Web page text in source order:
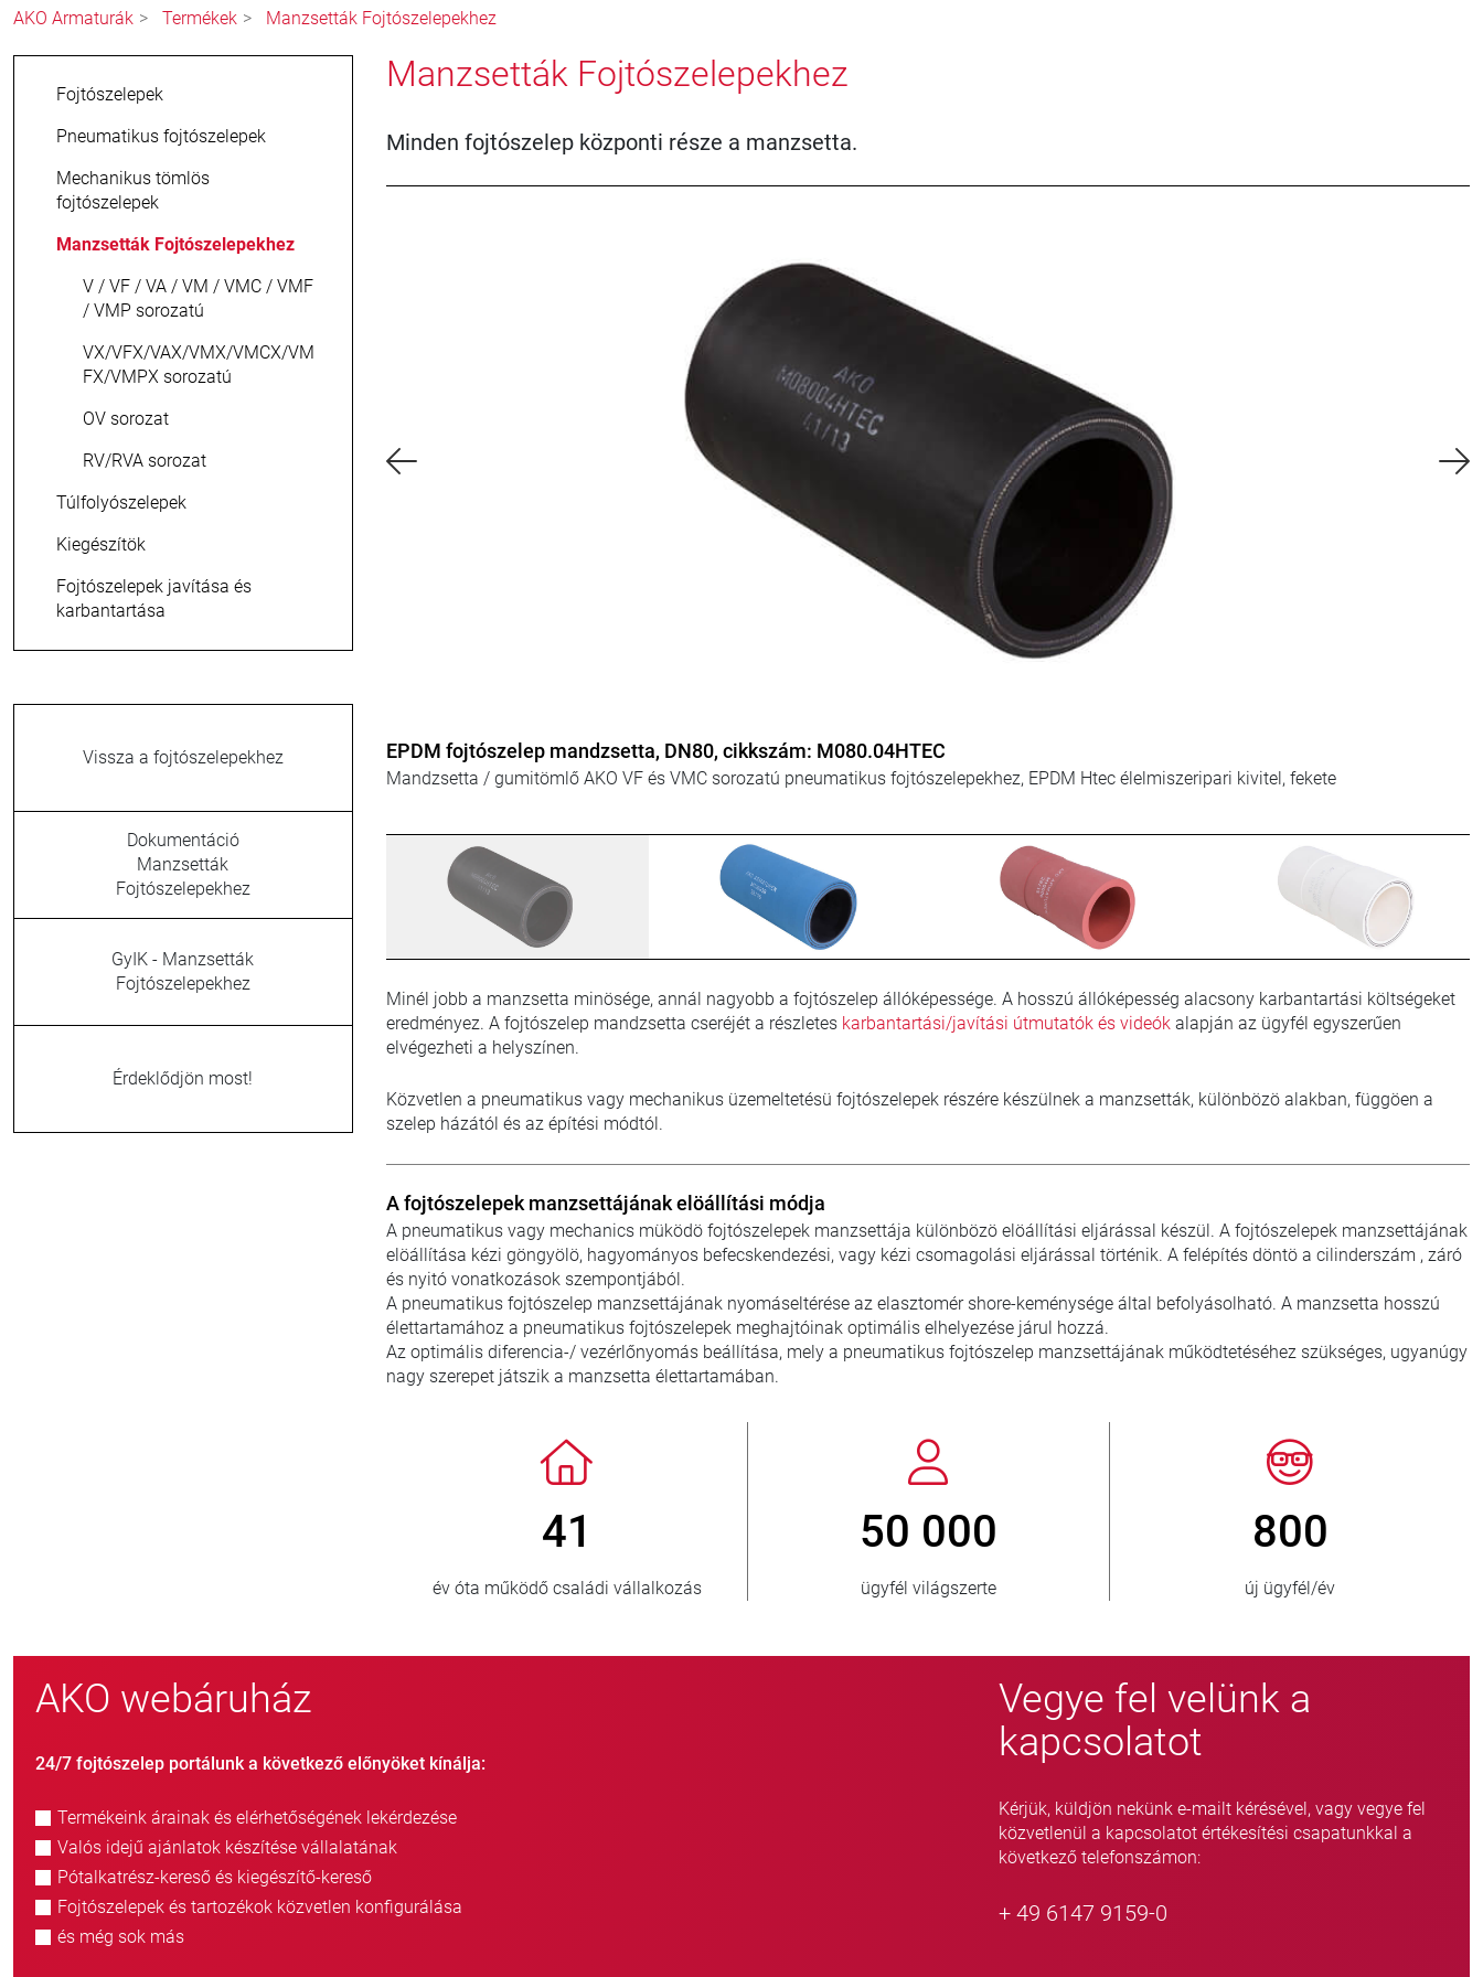
AKO Armaturák Termékek Manzsetták Fojtószelepekhez
Fojtószelepek
Pneumatikus fojtószelepek
Mechanikus tömlös
fojtószelepek
Manzsetták Fojtószelepekhez
V / VF / VA / VM / VMC / VMF
/ VMP sorozatú
VX/VFX/VAX/VMX/VMCX/VM
FX/VMPX sorozatú
OV sorozat
RV/RVA sorozat
Túlfolyószelepek
Kiegészítök
Fojtószelepek javítása és
karbantartása
Vissza a fojtószelepekhez
Dokumentáció
Manzsetták
Fojtószelepekhez
GyIK - Manzsetták
Fojtószelepekhez
Érdeklődjön most!
Manzsetták Fojtószelepekhez
Minden fojtószelep központi része a manzsetta.
NR fojtószelep mandzsetta, DN100, cikkszám: M100.03EB
Speciális kivitel, mandzsetta / gumitömlő pneumatikus működtetésű fojtószelepekhez, NR
Minél jobb a manzsetta minösége, annál nagyobb a fojtószelep állóképessége. A hosszú állóképesség alacsony karbantartási költségeket
eredményez. A fojtószelep mandzsetta cseréjét a részletes karbantartási/javítási útmutatók és videókalapján az ügyfél egyszerűen
elvégezheti a helyszínen.
Közvetlen a pneumatikus vagy mechanikus üzemeltetésü fojtószelepek részére készülnek a manzsetták, különbözö alakban, függöen a
szelep házától és az építési módtól.
A fojtószelepek manzsettájának elöállítási módja
A pneumatikus vagy mechanics müködö fojtószelepek manzsettája különbözö elöállítási eljárással készül. A fojtószelepek manzsettájának
elöállítása kézi göngyölö, hagyományos befecskendezési, vagy kézi csomagolási eljárással történik. A felépítés döntö a cilinderszám , záró
és nyitó vonatkozások szempontjából.
A pneumatikus fojtószelep manzsettájának nyomáseltérése az elasztomér shore-keménysége által befolyásolható. A manzsetta hosszú
élettartamához a pneumatikus fojtószelepek meghajtóinak optimális elhelyezése járul hozzá.
Az optimális diferencia-/ vezérlőnyomás beállítása, mely a pneumatikus fojtószelep manzsettájának működtetéséhez szükséges, ugyanúgy
nagy szerepet játszik a manzsetta élettartamában.
> 3 500 000
eladott egység
150
ellátott ország
> 15 000
fojtószelep-változat
AKO webáruház
24/7 fojtószelep portálunk a következő előnyöket kínálja:
Termékeink árainak és elérhetőségének lekérdezése
Valós idejű ajánlatok készítése vállalatának
Pótalkatrész-kereső és kiegészítő-kereső
Fojtószelepek és tartozékok közvetlen konfigurálása
és még sok más
Vegye fel velünk a
kapcsolatot
Kérjük, küldjön nekünk e-mailt kérésével, vagy vegye fel
közvetlenül a kapcsolatot értékesítési csapatunkkal a
következő telefonszámon:
+ 49 6147 9159-0